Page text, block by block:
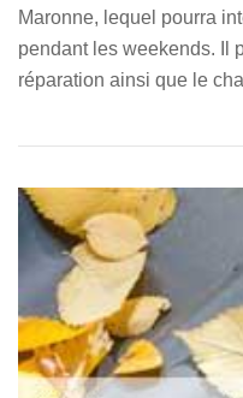
Maronne, lequel pourra
pendant les weekends. Il
réparation ainsi que le